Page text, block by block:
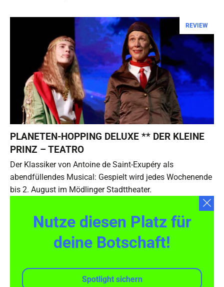
REVIEW
PLANETEN-HOPPING DELUXE ** DER KLEINE
PRINZ – TEATRO
Der Klassiker von Antoine de Saint-Exupéry als
abendfüllendes Musical: Gespielt wird jedes Wochenende
bis 2. August im Mödlinger Stadttheater.
Nutze diesen Platz für
deine Botschaft!
Spotlight sichern